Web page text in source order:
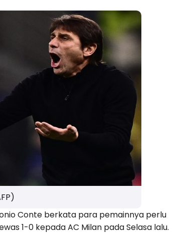
Conte berkata para pemainnya perlu
1-0 kepada AC Milan pada Selasa lalu.